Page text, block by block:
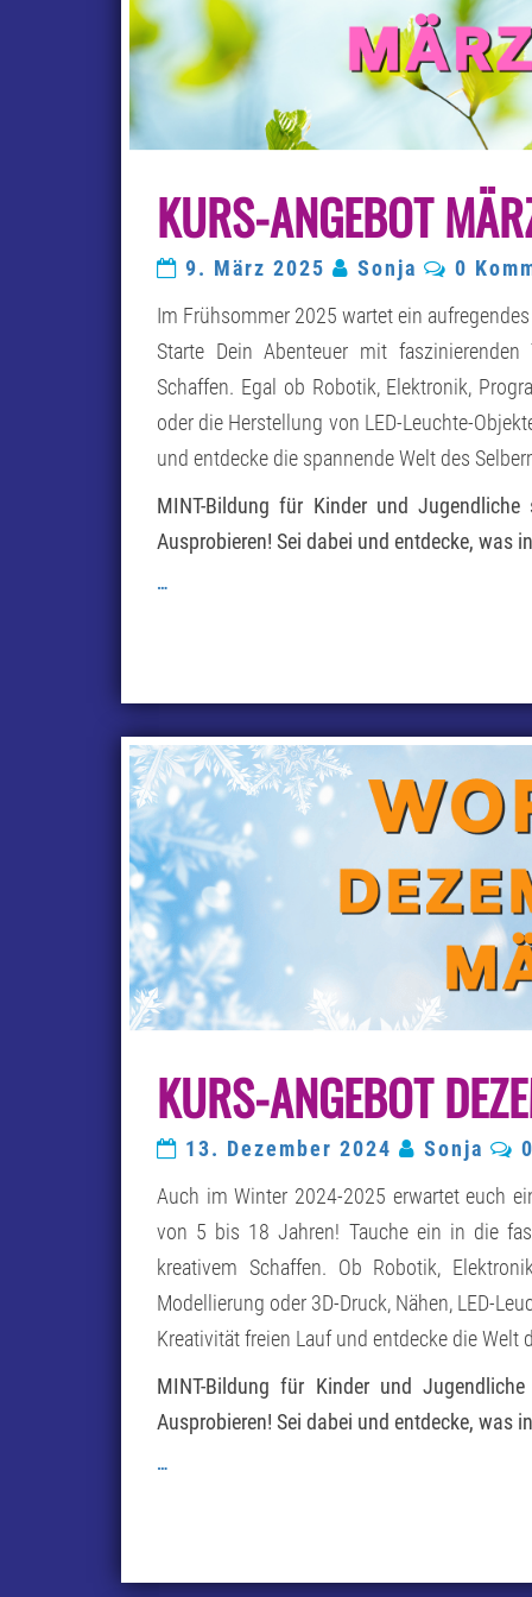
KURS-ANGEBOT
9. März 2025 Sonja 0
Im Frühsommer 2025 wartet ein
Starte Dein Abenteuer mit
Schaffen. Egal ob Robotik, Elektronik,
oder die Herstellung von LED-Leuchte-
und entdecke die spannende Welt des
MINT-Bildung für Kinder und
Ausprobieren! Sei dabei und entdecke, was
…
KURS-ANGEBOT
13. Dezember 2024 Sonja
Auch im Winter 2024-2025 erwartet euch
von 5 bis 18 Jahren! Tauche ein in die
kreativem Schaffen. Ob Robotik,
Modellierung oder 3D-Druck, Nähen, LED-
Kreativität freien Lauf und entdecke die Welt
MINT-Bildung für Kinder und
Ausprobieren! Sei dabei und entdecke, was
…